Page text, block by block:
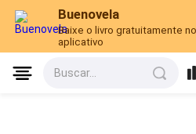
Buenovela
Baixe o livro gratuitamente no
aplicativo
Buscar...